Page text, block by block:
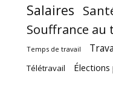
Salaires
Souffrance au
Temps de travail
Télétravail